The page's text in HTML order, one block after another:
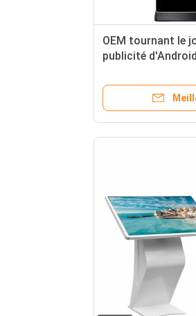
OEM tournant le
publicité
Digital